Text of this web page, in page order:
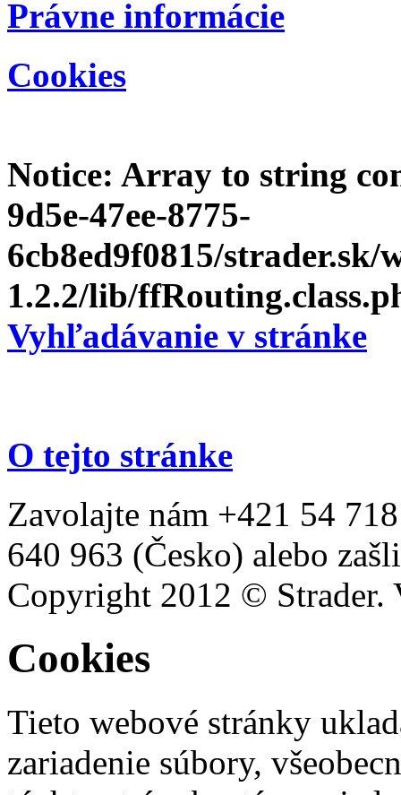
Právne informácie
Cookies
Notice: Array to string
9d5e-47ee-8775-
6cb8ed9f0815/
1.2.2/lib/
Vyhľadávanie v stránke
O tejto stránke
Zavolajte nám +421 54
640 963 (Česko) alebo
Copyright 2012 © Strader.
Cookies
Tieto webové stránky
zariadenie súbory,